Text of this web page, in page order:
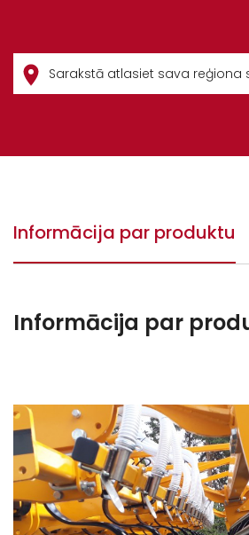
Informācija par produktu
Informācija par